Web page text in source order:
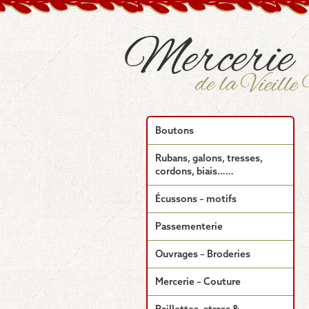
Boutons
Rubans, galons, tresses,
cordons, biais……
Écussons – motifs
Passementerie
Ouvrages – Broderies
Mercerie – Couture